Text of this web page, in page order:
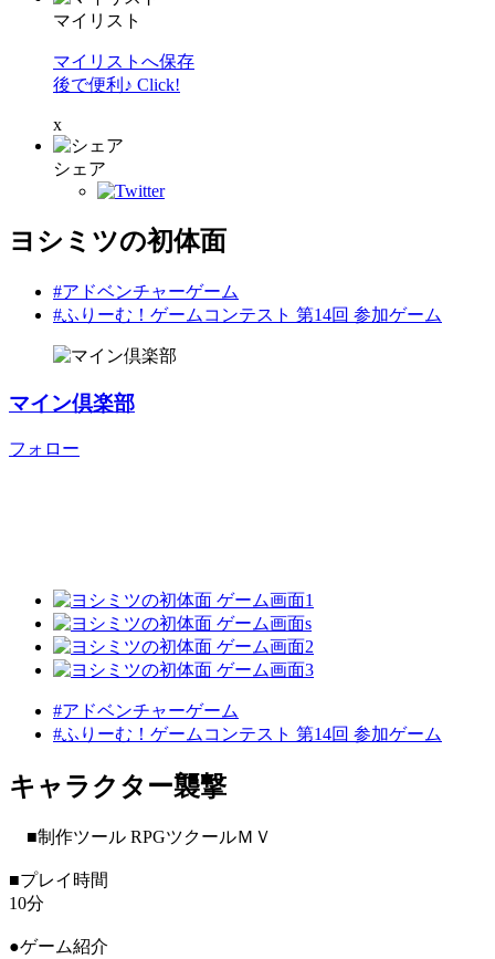
マイリスト
マイリストへ保存
後で便利♪ Click!
x
シェア
ヨシミツの初体面
#アドベンチャーゲーム
#ふりーむ！ゲームコンテスト 第14回 参加ゲーム
マイン倶楽部
フォロー
#アドベンチャーゲーム
#ふりーむ！ゲームコンテスト 第14回 参加ゲーム
キャラクター襲撃
■制作ツール RPGツクールＭＶ
■プレイ時間
10分
●ゲーム紹介